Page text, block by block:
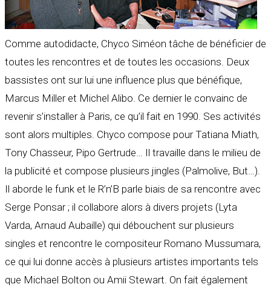
Comme autodidacte, Chyco Siméon tâche de bénéficier de
toutes les rencontres et de toutes les occasions. Deux
bassistes ont sur lui une influence plus que bénéfique,
Marcus Miller et Michel Alibo. Ce dernier le convainc de
revenir s’installer à Paris, ce qu’il fait en 1990. Ses activités
sont alors multiples. Chyco compose pour Tatiana Miath,
Tony Chasseur, Pipo Gertrude… Il travaille dans le milieu de
la publicité et compose plusieurs jingles (Palmolive, But…).
Il aborde le funk et le R’n’B parle biais de sa rencontre avec
Serge Ponsar ; il collabore alors à divers projets (Lyta
Varda, Arnaud Aubaille) qui débouchent sur plusieurs
singles et rencontre le compositeur Romano Mussumara,
ce qui lui donne accès à plusieurs artistes importants tels
que Michael Bolton ou Amii Stewart. On fait également